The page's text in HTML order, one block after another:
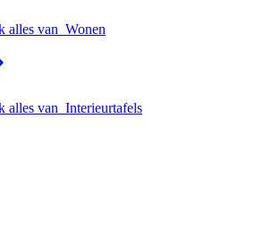
alles van Wonen
alles van Interieurtafels